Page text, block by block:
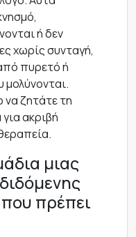
ή δεν
χωρίς συνταγή,
πυρετό ή
να ζητάτε τη
ακριβή
μιας
πρέπει